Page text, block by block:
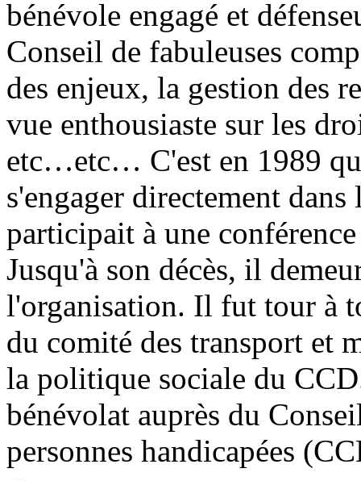
bénévole engagé et
Conseil de fabuleuses
des enjeux, la gestion des
vue enthousiaste sur les
etc…etc… C'est en 1989
s'engager directement
participait à une
Jusqu'à son décès, il
l'organisation. Il fut tour à
du comité des transport et
la politique sociale du
bénévolat auprès du
personnes handicapées